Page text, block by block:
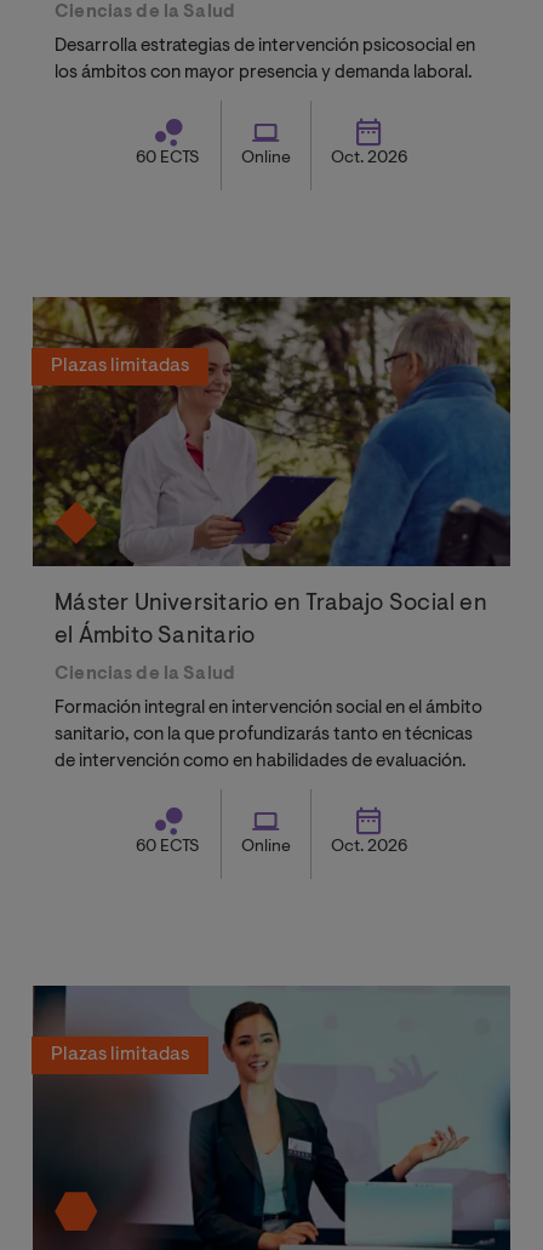
Ciencias de la Salud
Desarrolla estrategias de intervención psicosocial en
los ámbitos con mayor presencia y demanda laboral.
60 ECTS Online Oct. 2026
Plazas limitadas
Máster Universitario en Trabajo Social en
el Ámbito Sanitario
Ciencias de la Salud
Formación integral en intervención social en el ámbito
sanitario, con la que profundizarás tanto en técnicas
de intervención como en habilidades de evaluación.
60 ECTS Online Oct. 2026
Plazas limitadas